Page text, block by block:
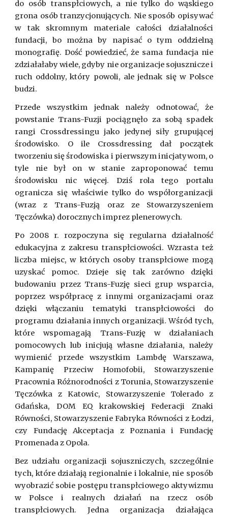
do osób transpłciowych, a nie tylko do wąskiego
grona osób tranzycjonujących. Nie sposób opisywać
w tak skromnym materiale całości działalności
fundacji, bo można by napisać o tym oddzielną
monografię. Dość powiedzieć, że sama fundacja nie
zdziałałaby wiele, gdyby nie organizacje sojusznicze i
ruch oddolny, który powoli, ale jednak się w Polsce
budzi.
Przede wszystkim jednak należy odnotować, że
powstanie Trans-Fuzji pociągnęło za sobą spadek
rangi Crossdressingu jako jedynej siły grupującej
środowisko. O ile Crossdressing dał początek
tworzeniu się środowiska i pierwszym inicjatywom, o
tyle nie był on w stanie zaproponować temu
środowisku nic więcej. Dziś rola tego portalu
ogranicza się właściwie tylko do współorganizacji
(wraz z Trans-Fuzją oraz ze Stowarzyszeniem
Tęczówka) dorocznych imprez plenerowych.
Po 2008 r. rozpoczyna się regularna działalność
edukacyjna z zakresu transpłciowości. Wzrasta też
liczba miejsc, w których osoby transpłciowe mogą
uzyskać pomoc. Dzieje się tak zarówno dzięki
budowaniu przez Trans-Fuzję sieci grup wsparcia,
poprzez współpracę z innymi organizacjami oraz
dzięki włączaniu tematyki transpłciowości do
programu działania innych organizacji. Wśród tych,
które wspomagają Trans-Fuzję w działaniach
pomocowych lub inicjują własne działania, należy
wymienić przede wszystkim Lambdę Warszawa,
Kampanię Przeciw Homofobii, Stowarzyszenie
Pracownia Różnorodności z Torunia, Stowarzyszenie
Tęczówka z Katowic, Stowarzyszenie Tolerado z
Gdańska, DOM EQ krakowskiej Federacji Znaki
Równości, Stowarzyszenie Fabryka Równości z Łodzi,
czy Fundację Akceptacja z Poznania i Fundację
Promenada z Opola.
Bez udziału organizacji sojuszniczych, szczególnie
tych, które działają regionalnie i lokalnie, nie sposób
wyobrazić sobie postępu transpłciowego aktywizmu
w Polsce i realnych działań na rzecz osób
transpłciowych. Jedna organizacja działająca